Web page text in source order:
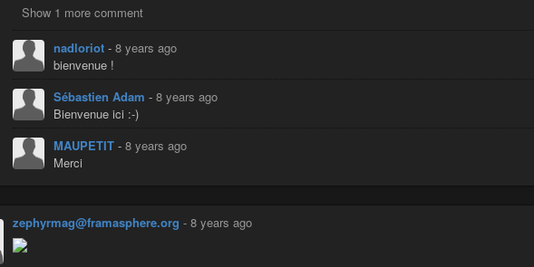
Show 1 more comment
nadloriot - 8 years ago
bienvenue !
Sébastien Adam - 8 years ago
Bienvenue ici :-)
MAUPETIT - 8 years ago
Merci
zephyrmag@framasphere.org - 8 years ago